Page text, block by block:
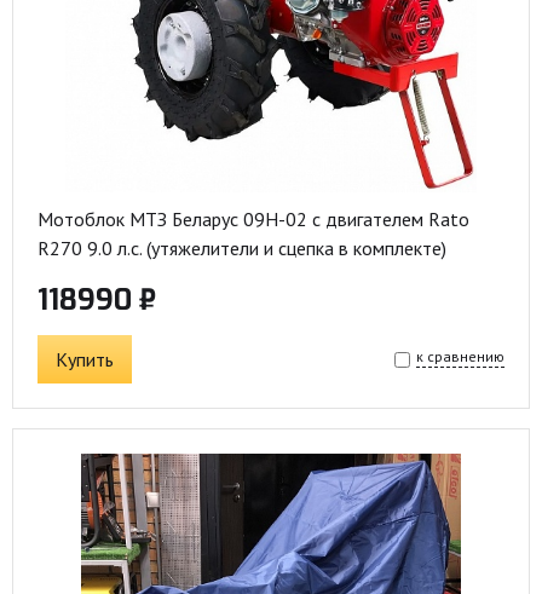
Мотоблок МТЗ Беларус 09Н-02 с двигателем Rato
R270 9.0 л.с. (утяжелители и сцепка в комплекте)
118990 ₽
Купить к сравнению